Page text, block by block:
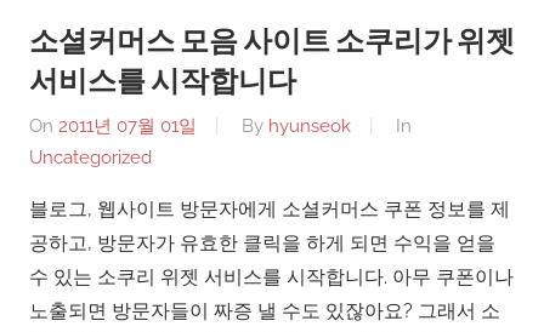
소셜커머스 모음 사이트 소쿠리가 위젯
서비스를 시작합니다
On 2011년 07월 01일 By hyunseok
In
Uncategorized
블로그, 웹사이트 방문자에게 소셜커머스 쿠폰 정보를 제
공하고, 방문자가 유효한 클릭을 하게 되면 수익을 얻을
수 있는 소쿠리 위젯 서비스를 시작합니다. 아무 쿠폰이나
노출되면 방문자들이 짜증 낼 수도 있잖아요? 그래서 소